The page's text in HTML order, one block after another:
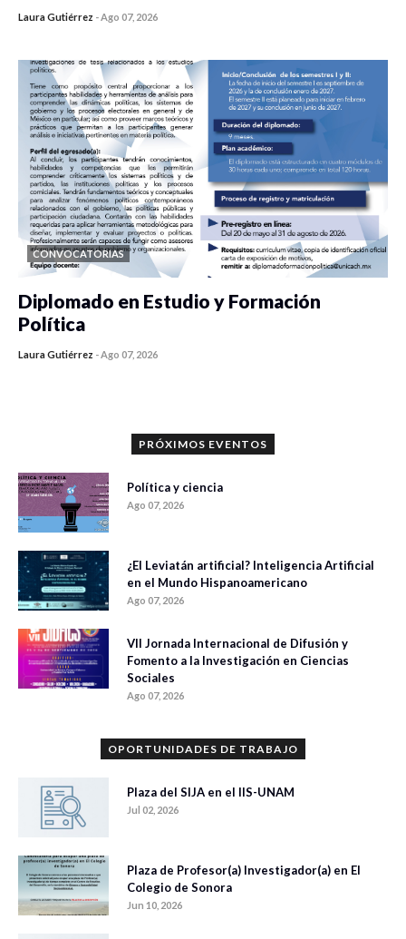
Laura Gutiérrez -Ago 07, 2026
CONVOCATORIAS
Diplomado en Estudio y Formación
Política
Laura Gutiérrez -Ago 07, 2026
PRÓXIMOS EVENTOS
Política y ciencia
Ago 07, 2026
¿El Leviatán artificial? Inteligencia Artificial
en el Mundo Hispanoamericano
Ago 07, 2026
VII Jornada Internacional de Difusión y
Fomento a la Investigación en Ciencias
Sociales
Ago 07, 2026
OPORTUNIDADES DE TRABAJO
Plaza del SIJA en el IIS-UNAM
Jul 02, 2026
Plaza de Profesor(a) Investigador(a) en El
Colegio de Sonora
Jun 10, 2026